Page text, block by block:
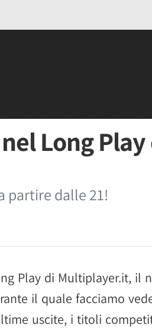
Long
partire dalle 21!
Play di Multiplayer.it, il
il quale facciamo
uscite, i titoli